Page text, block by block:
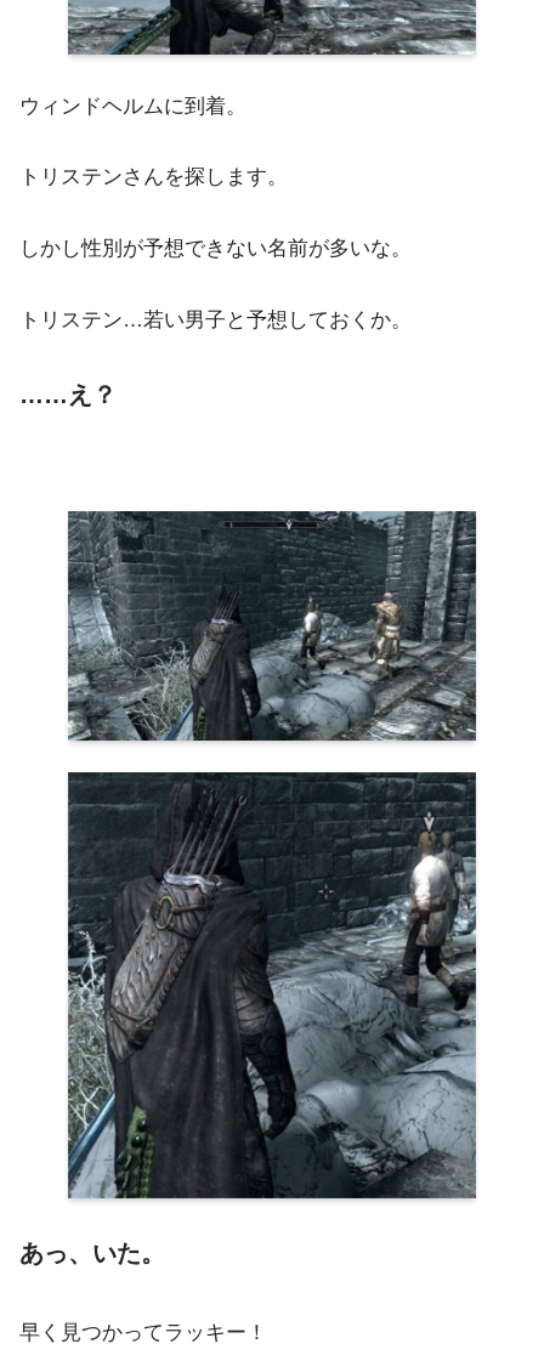
ウィンドヘルムに到着。
トリステンさんを探します。
しかし性別が予想できない名前が多いな。
トリステン…若い男子と予想しておくか。
……え？
あっ、いた。
早く見つかってラッキー！